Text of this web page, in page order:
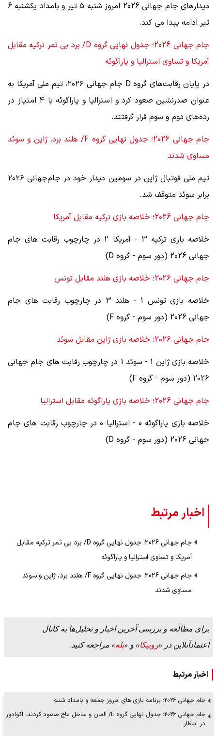
دیدارهای جام جهانی 2026 امروز شنبه 5 تیر و بامداد یکشنبه 6
تیر ادامه پیدا می کند.
جام جهانی 2026؛ جدول نهایی گروه D/ برد بی ثمر ترکیه مقابل
آمریکا و تساوی استرالیا و پاراگوئه
در پایان رقابت‌های گروه D جام جهانی ۲۰۲۶، تیم ملی آمریکا به
عنوان صدرنشین صعود کرد و استرالیا و پاراگوئه با ۴ امتیاز در
رده‌های دوم و سوم قرار گرفتند.
جام جهانی 2026؛ جدول نهایی گروه F/ هلند برد، ژاپن و سوئد
مساوی شدند
تیم ملی فوتبال ژاپن در سومین دیدار خود در جام‌جهانی ۲۰۲۶
برابر سوئد متوقف شد.
جام جهانی 2026؛ خلاصه بازی ترکیه مقابل آمریکا
خلاصه بازی ترکیه 3 - آمریکا 2 در چارچوب رقابت های جام
جهانی 2026 (دور سوم - گروه D)
جام جهانی 2026؛ خلاصه بازی هلند مقابل تونس
خلاصه بازی تونس 1 - هلند 3 در چارچوب رقابت های جام
جهانی 2026 (دور سوم - گروه F)
جام جهانی 2026؛ خلاصه بازی ژاپن مقابل سوئد
خلاصه بازی ژاپن 1 - سوئد 1 در چارچوب رقابت های جام جهانی
2026 (دور سوم - گروه F)
جام جهانی 2026؛ خلاصه بازی پاراگوئه مقابل استرالیا
خلاصه بازی پاراگوئه 0 - استرالیا 0 در چارچوب رقابت های جام
جهانی 2026 (دور سوم - گروه D)
اخبار مرتبط
جام جهانی 2026؛ جدول نهایی گروه D/ برد بی ثمر ترکیه مقابل
آمریکا و تساوی استرالیا و پاراگوئه
جام جهانی 2026؛ جدول نهایی گروه F/ هلند برد، ژاپن و سوئد
مساوی شدند
برای مطالعه و بررسی آخرین اخبار و تحلیل‌ها به کانال
اعتمادآنلاین در «روبیکا» و «بله» مراجعه کنید.
اخبار مرتبط
جام جهانی 2026؛ برنامه بازی های امروز جمعه و بامداد شنبه
جام جهانی 2026؛ جدول نهایی گروه E/ آلمان و ساحل عاج صعود کردند، اکوادور
در انتظار